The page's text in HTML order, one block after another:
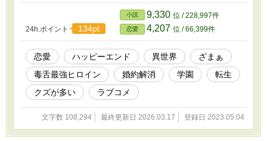
は関係なく、設定もゆるい、ご都合主義です。 ※中世ヨーロッパ
風で貴族制度はありますが、法律、武器、食べ物などは現代風で
す。話を進めるにあたり、都合の良い世界観となっています。 ※
誤字脱字など見直して気を付けているつもりですが、やはりござい
ます。申し訳ございません。 ※話があわない場合はそっと閉じて
くださいませ。 ※他サイトでも公開しています。
24h.ポイント 134pt
小説 9,330 位 / 228,997件
恋愛 4,207 位 / 66,399件
恋愛 ハッピーエンド 異世界
ざまぁ
毒舌最強ヒロイン
婚約解消 学園
転生
クズが多い
ラブコメ
文字数 108,294 最終更新日 2026.03.17 登録日 2023.05.04